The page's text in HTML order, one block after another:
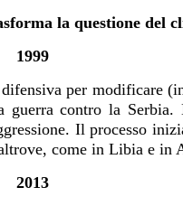
la questione del
1999
per modificare
contro la
Il processo
come in Libia e in
2013